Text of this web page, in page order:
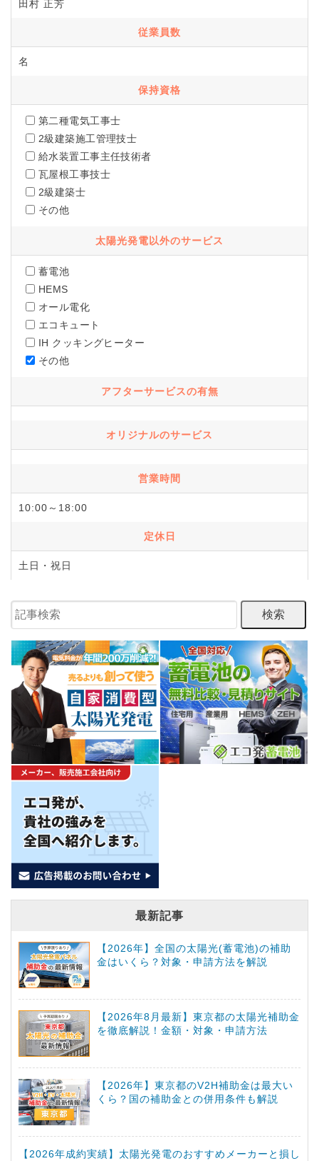
田村 正芳
従業員数
名
保持資格
第二種電気工事士
2級建築施工管理技士
給水装置工事主任技術者
瓦屋根工事技士
2級建築士
その他
太陽光発電以外のサービス
蓄電池
HEMS
オール電化
エコキュート
IH クッキングヒーター
その他
アフターサービスの有無
オリジナルのサービス
営業時間
10:00～18:00
定休日
土日・祝日
最新記事
【2026年】全国の太陽光(蓄電池)の補助
金はいくら？対象・申請方法を解説
【2026年8月最新】東京都の太陽光補助金
を徹底解説！金額・対象・申請方法
【2026年】東京都のV2H補助金は最大い
くら？国の補助金との併用条件も解説
【2026年成約実績】太陽光発電のおすすめメーカーと損し